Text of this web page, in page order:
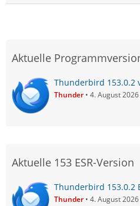
Aktuelle
Thunderbird 153.0.2
Thunder 4. August
Aktuelle 153 ESR-Version
Thunderbird 153.0.2
Thunder 4. August